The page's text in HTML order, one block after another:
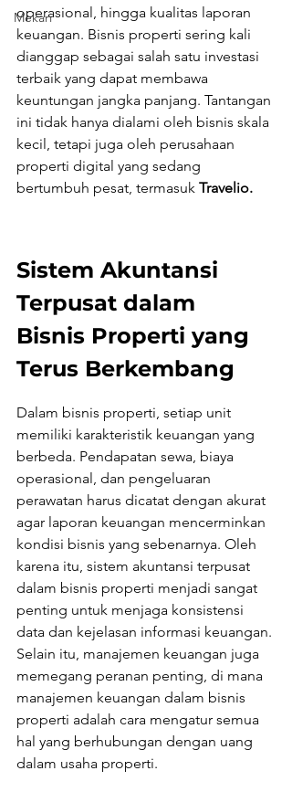
Mekari
operasional, hingga kualitas laporan
keuangan. Bisnis properti sering kali
dianggap sebagai salah satu investasi
terbaik yang dapat membawa
keuntungan jangka panjang. Tantangan
ini tidak hanya dialami oleh bisnis skala
kecil, tetapi juga oleh perusahaan
properti digital yang sedang
bertumbuh pesat, termasuk Travelio.
Sistem Akuntansi
Terpusat dalam
Bisnis Properti yang
Terus Berkembang
Dalam bisnis properti, setiap unit
memiliki karakteristik keuangan yang
berbeda. Pendapatan sewa, biaya
operasional, dan pengeluaran
perawatan harus dicatat dengan akurat
agar laporan keuangan mencerminkan
kondisi bisnis yang sebenarnya. Oleh
karena itu, sistem akuntansi terpusat
dalam bisnis properti menjadi sangat
penting untuk menjaga konsistensi
data dan kejelasan informasi keuangan.
Selain itu, manajemen keuangan juga
memegang peranan penting, di mana
manajemen keuangan dalam bisnis
properti adalah cara mengatur semua
hal yang berhubungan dengan uang
dalam usaha properti.